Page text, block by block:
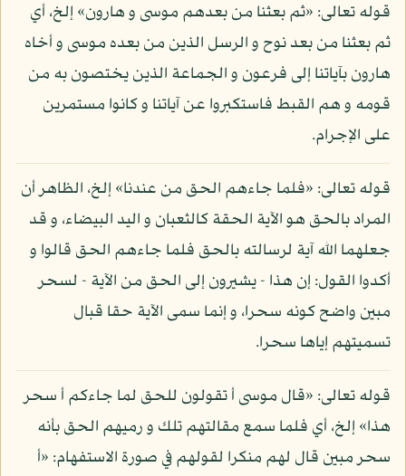
قوله تعالى: «ثم بعثنا من بعدهم موسى و هارون» إلخ، أي
ثم بعثنا من بعد نوح و الرسل الذين من بعده موسى و أخاه
هارون بآياتنا إلى فرعون و الجماعة الذين يختصون به من
قومه و هم القبط فاستكبروا عن آياتنا و كانوا مستمرين
على الإجرام.
قوله تعالى: «فلما جاءهم الحق من عندنا» إلخ، الظاهر أن
المراد بالحق هو الآية الحقة كالثعبان و اليد البيضاء، و قد
جعلهما الله آية لرسالته بالحق فلما جاءهم الحق قالوا و
أكدوا القول: إن هذا - يشيرون إلى الحق من الآية - لسحر
مبين واضح كونه سحرا، و إنما سمى الآية حقا قبال
تسميتهم إياها سحرا.
قوله تعالى: «قال موسى أ تقولون للحق لما جاءكم أ سحر
هذا» إلخ، أي فلما سمع مقالتهم تلك و رميهم الحق بأنه
سحر مبين قال لهم منكرا لقولهم في صورة الاستفهام: «أ